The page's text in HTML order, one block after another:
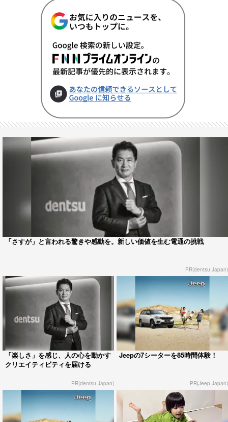
「さすが」と言われる驚きや感動を。新しい価値を生む電通の挑戦
PR(dentsu Japan)
「楽しさ」を感じ、人の心を動かす
クリエイティビティを届ける
PR(dentsu Japan)
Jeepの7シーターを85時間体験！
PR(Jeep Japan)